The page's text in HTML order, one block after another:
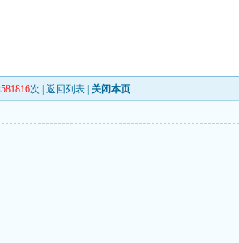
581816次 | 返回列表 关闭本页